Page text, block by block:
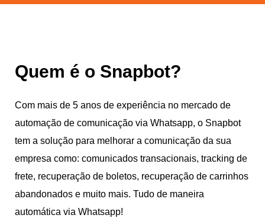
Quem é o Snapbot?
Com mais de 5 anos de experiência no mercado de
automação de comunicação via Whatsapp, o Snapbot
tem a solução para melhorar a comunicação da sua
empresa como: comunicados transacionais, tracking de
frete, recuperação de boletos, recuperação de carrinhos
abandonados e muito mais. Tudo de maneira
automática via Whatsapp!